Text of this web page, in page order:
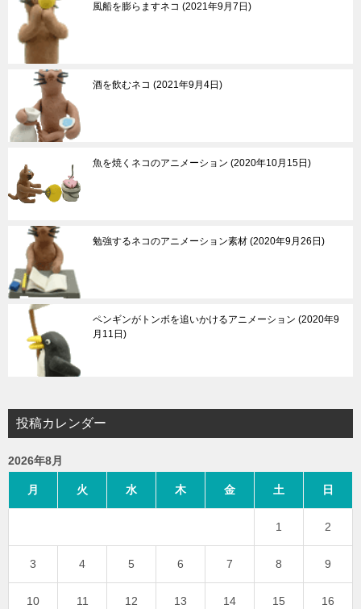
風船を膨らますネコ 2021年9月7日
酒を飲むネコ 2021年9月4日
魚を焼くネコのアニメーション 2020年10月15日
勉強するネコのアニメーション素材 2020年9月26日
ペンギンがトンボを追いかけるアニメーション 2020年9
月11日
投稿カレンダー
2026年8月
月 火 水 木 金 土 日
1 2
3 4 5 6 7 8 9
10 11 12 13 14 15 16